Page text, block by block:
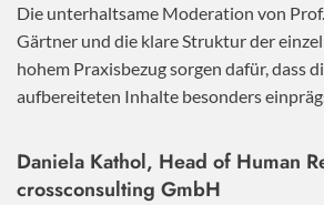
Die unterhaltsame Moderation von
Gärtner und die klare Struktur der
hohem Praxisbezug sorgen dafür, dass
aufbereiteten Inhalte besonders
Daniela Kathol, Head of Human
crossconsulting GmbH